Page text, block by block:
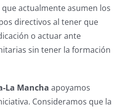
actualmente asumen los
directivos al tener que
o actuar ante
sin tener la formación
La Mancha apoyamos
Consideramos que la